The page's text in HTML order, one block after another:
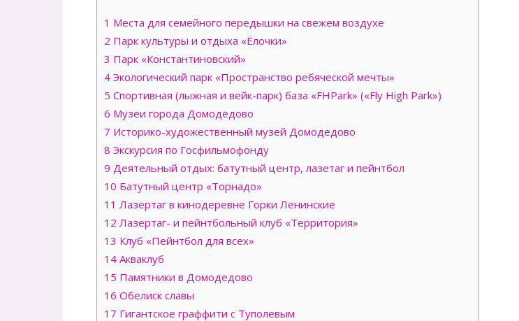
1 Места для семейного передышки на свежем воздухе
2 Парк культуры и отдыха «Ёлочки»
3 Парк «Константиновский»
4 Экологический парк «Пространство ребяческой мечты»
5 Спортивная (лыжная и вейк-парк) база «FHPark» («Fly High Park»)
6 Музеи города Домодедово
7 Историко-художественный музей Домодедово
8 Экскурсия по Госфильмофонду
9 Деятельный отдых: батутный центр, лазетаг и пейнтбол
10 Батутный центр «Торнадо»
11 Лазертаг в кинодеревне Горки Ленинские
12 Лазертаг- и пейнтбольный клуб «Территория»
13 Клуб «Пейнтбол для всех»
14 Акваклуб
15 Памятники в Домодедово
16 Обелиск славы
17 Гигантское граффити с Туполевым